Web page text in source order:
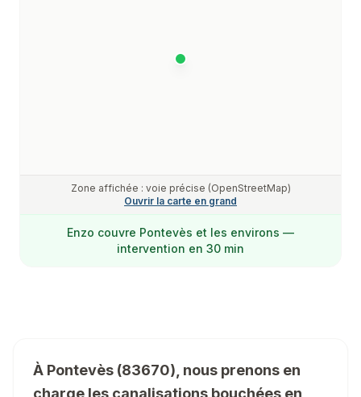
Zone affichée : voie précise (OpenStreetMap)
Ouvrir la carte en grand
Enzo couvre Pontevès et les environs —
intervention en 30 min
À Pontevès (83670), nous prenons en
charge les canalisations bouchées en